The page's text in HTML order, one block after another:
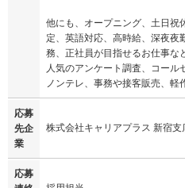
他にも、オープニング、土日祝
定、英語対応、高時給、深夜夜
務、正社員が目指せるお仕事な
人気のアンケート調査、コー
ノンテレ、事務や接客販売、軽
応募
先企
業
株式会社キャリアプラス 新宿支
応募